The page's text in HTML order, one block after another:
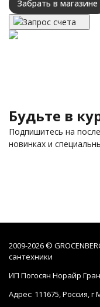
Забрать в магазине
Запрос счета
Будьте в
Подпишитесь на
новинках и
2009-2026 ©
сантехники
ИП Погосян Норайр
Адрес: 111675, Россия,